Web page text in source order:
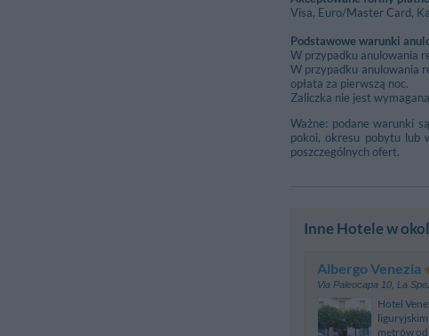
Piazzale Stazione Ff.
La Spezia
Corso Nazionale - La
Przystań Promowa
La Spezia/Molo
Sp331 - La Spezia
Visa, Euro/Master Card,
Podstawowe warunki
W przypadku anulowania
W przypadku anulowania
opłata za pierwszą noc.
Zaliczka nie jest
Ważne: podane warunki
pokoi, okresu pobytu lub
poszczególnych ofert.
Inne Hotele w
Albergo Venezia
Via Paleocapa 10 La
Hotel
liguryjskim
metrów